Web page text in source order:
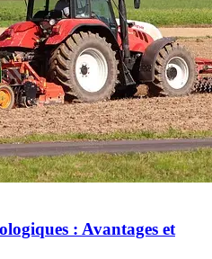
: Avantages et